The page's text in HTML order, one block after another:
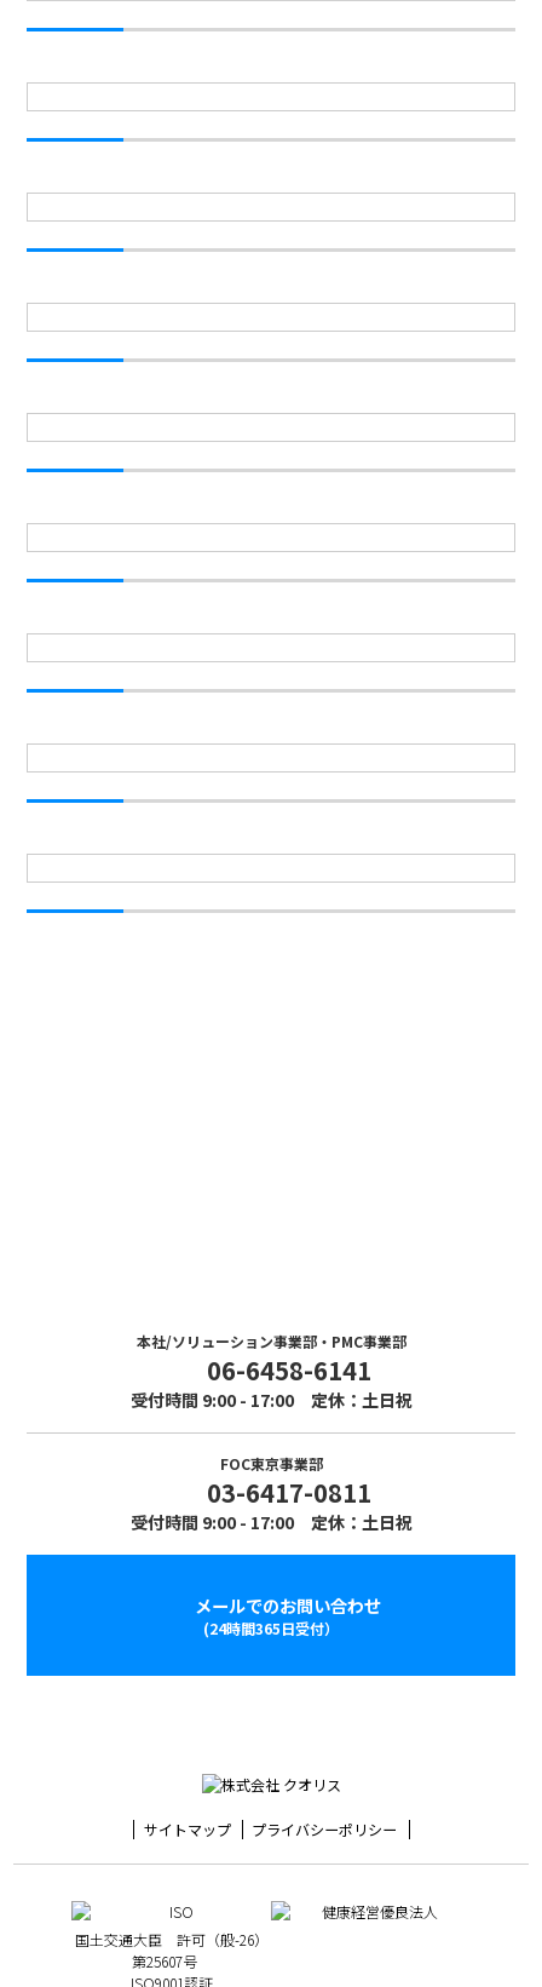
本社/ソリューション事業部・PMC事業部
06-6458-6141
受付時間 9:00 - 17:00 定休：土日祝
FOC東京事業部
03-6417-0811
受付時間 9:00 - 17:00 定休：土日祝
メールでのお問い合わせ
(24時間365日受付）
サイトマップ プライバシーポリシー
国土交通大臣 許可（般-26）
第25607号